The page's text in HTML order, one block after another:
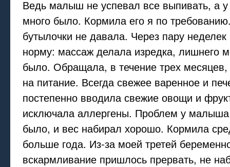
Ведь малыш не успевал все выпивать, а
много было. Кормила его я по
бутылочки не давала. Через пару неделек
норму: массаж делала изредка, лишнего
было. Обращала, в течение трех
на питание. Всегда свежее варенное и
постепенно вводила свежие овощи и
исключала аллергены. Проблем у малыша
было, и вес набирал хорошо. Кормила
больше года. Из-за моей третей
вскармливание пришлось прервать, не